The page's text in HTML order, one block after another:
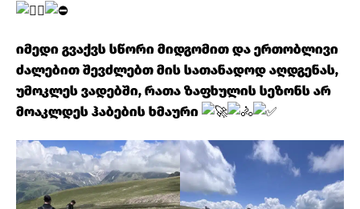
იმედი გვაქვს სწორი მიდგომით და ერთობლივი
ძალებით შევძლებთ მის სათანადოდ აღდგენას,
უმოკლეს ვადებში, რათა ზაფხულის სეზონს არ
მოაკლდეს ჰაბების ხმაური